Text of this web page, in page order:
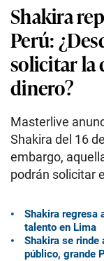
Shakira
Perú:
solicitar la
dinero?
Masterlive
Shakira del 16
embargo,
podrán solicitar
Shakira regresa
talento en Lima
Shakira se rinde
público, grande